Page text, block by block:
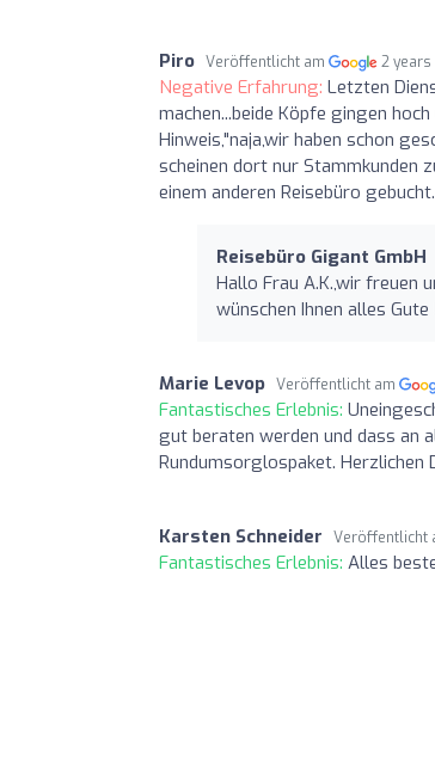
Piro Veröffentlicht am 2 years
Negative Erfahrung: Letzten
machen...beide Köpfe gingen
Hinweis,"naja,wir haben schon
scheinen dort nur Stammkunden
einem anderen Reisebüro
Reisebüro Gigant GmbH
Hallo Frau A.K.,wir freuen
wünschen Ihnen alles Gute
Marie Levop Veröffentlicht am
Fantastisches Erlebnis:
gut beraten werden und dass an
Rundumsorglospaket. Herzlichen
Karsten Schneider Veröffentlicht
Fantastisches Erlebnis: Alles